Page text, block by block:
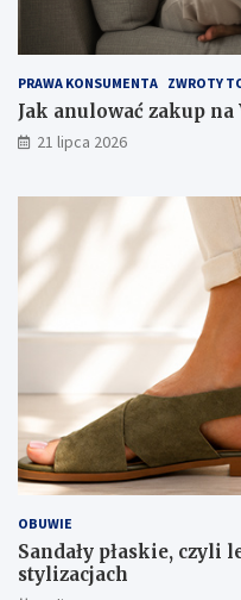
PRAWA KONSUMENTA ZWROTY
Jak anulować zakup na
21 lipca 2026
OBUWIE
Sandały płaskie, czyli
stylizacjach